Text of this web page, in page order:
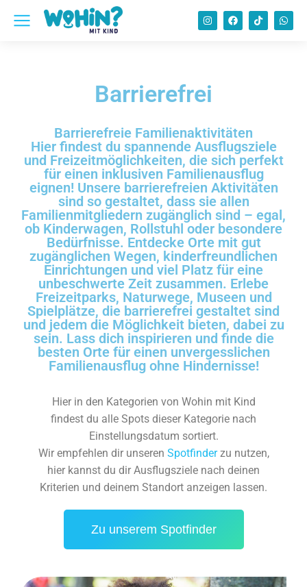
Barrierefrei
Barrierefreie Familienaktivitäten
Hier findest du spannende Ausflugsziele
und Freizeitmöglichkeiten, die sich perfekt
für einen inklusiven Familienausflug
eignen! Unsere barrierefreien Aktivitäten
sind so gestaltet, dass sie allen
Familienmitgliedern zugänglich sind – egal,
ob Kinderwagen, Rollstuhl oder besondere
Bedürfnisse. Entdecke Orte mit gut
zugänglichen Wegen, kinderfreundlichen
Einrichtungen und viel Platz für eine
unbeschwerte Zeit zusammen. Erlebe
Freizeitparks, Naturwege, Museen und
Spielplätze, die barrierefrei gestaltet sind
und jedem die Möglichkeit bieten, dabei zu
sein. Lass dich inspirieren und finde die
besten Orte für einen unvergesslichen
Familienausflug ohne Hindernisse!
Hier in den Kategorien von Wohin mit Kind
findest du alle Spots dieser Kategorie nach
Einstellungsdatum sortiert.
Wir empfehlen dir unseren Spotfinderzu nutzen,
hier kannst du dir Ausflugsziele nach deinen
Kriterien und deinem Standort anzeigen lassen.
Zu unserem Spotfinder